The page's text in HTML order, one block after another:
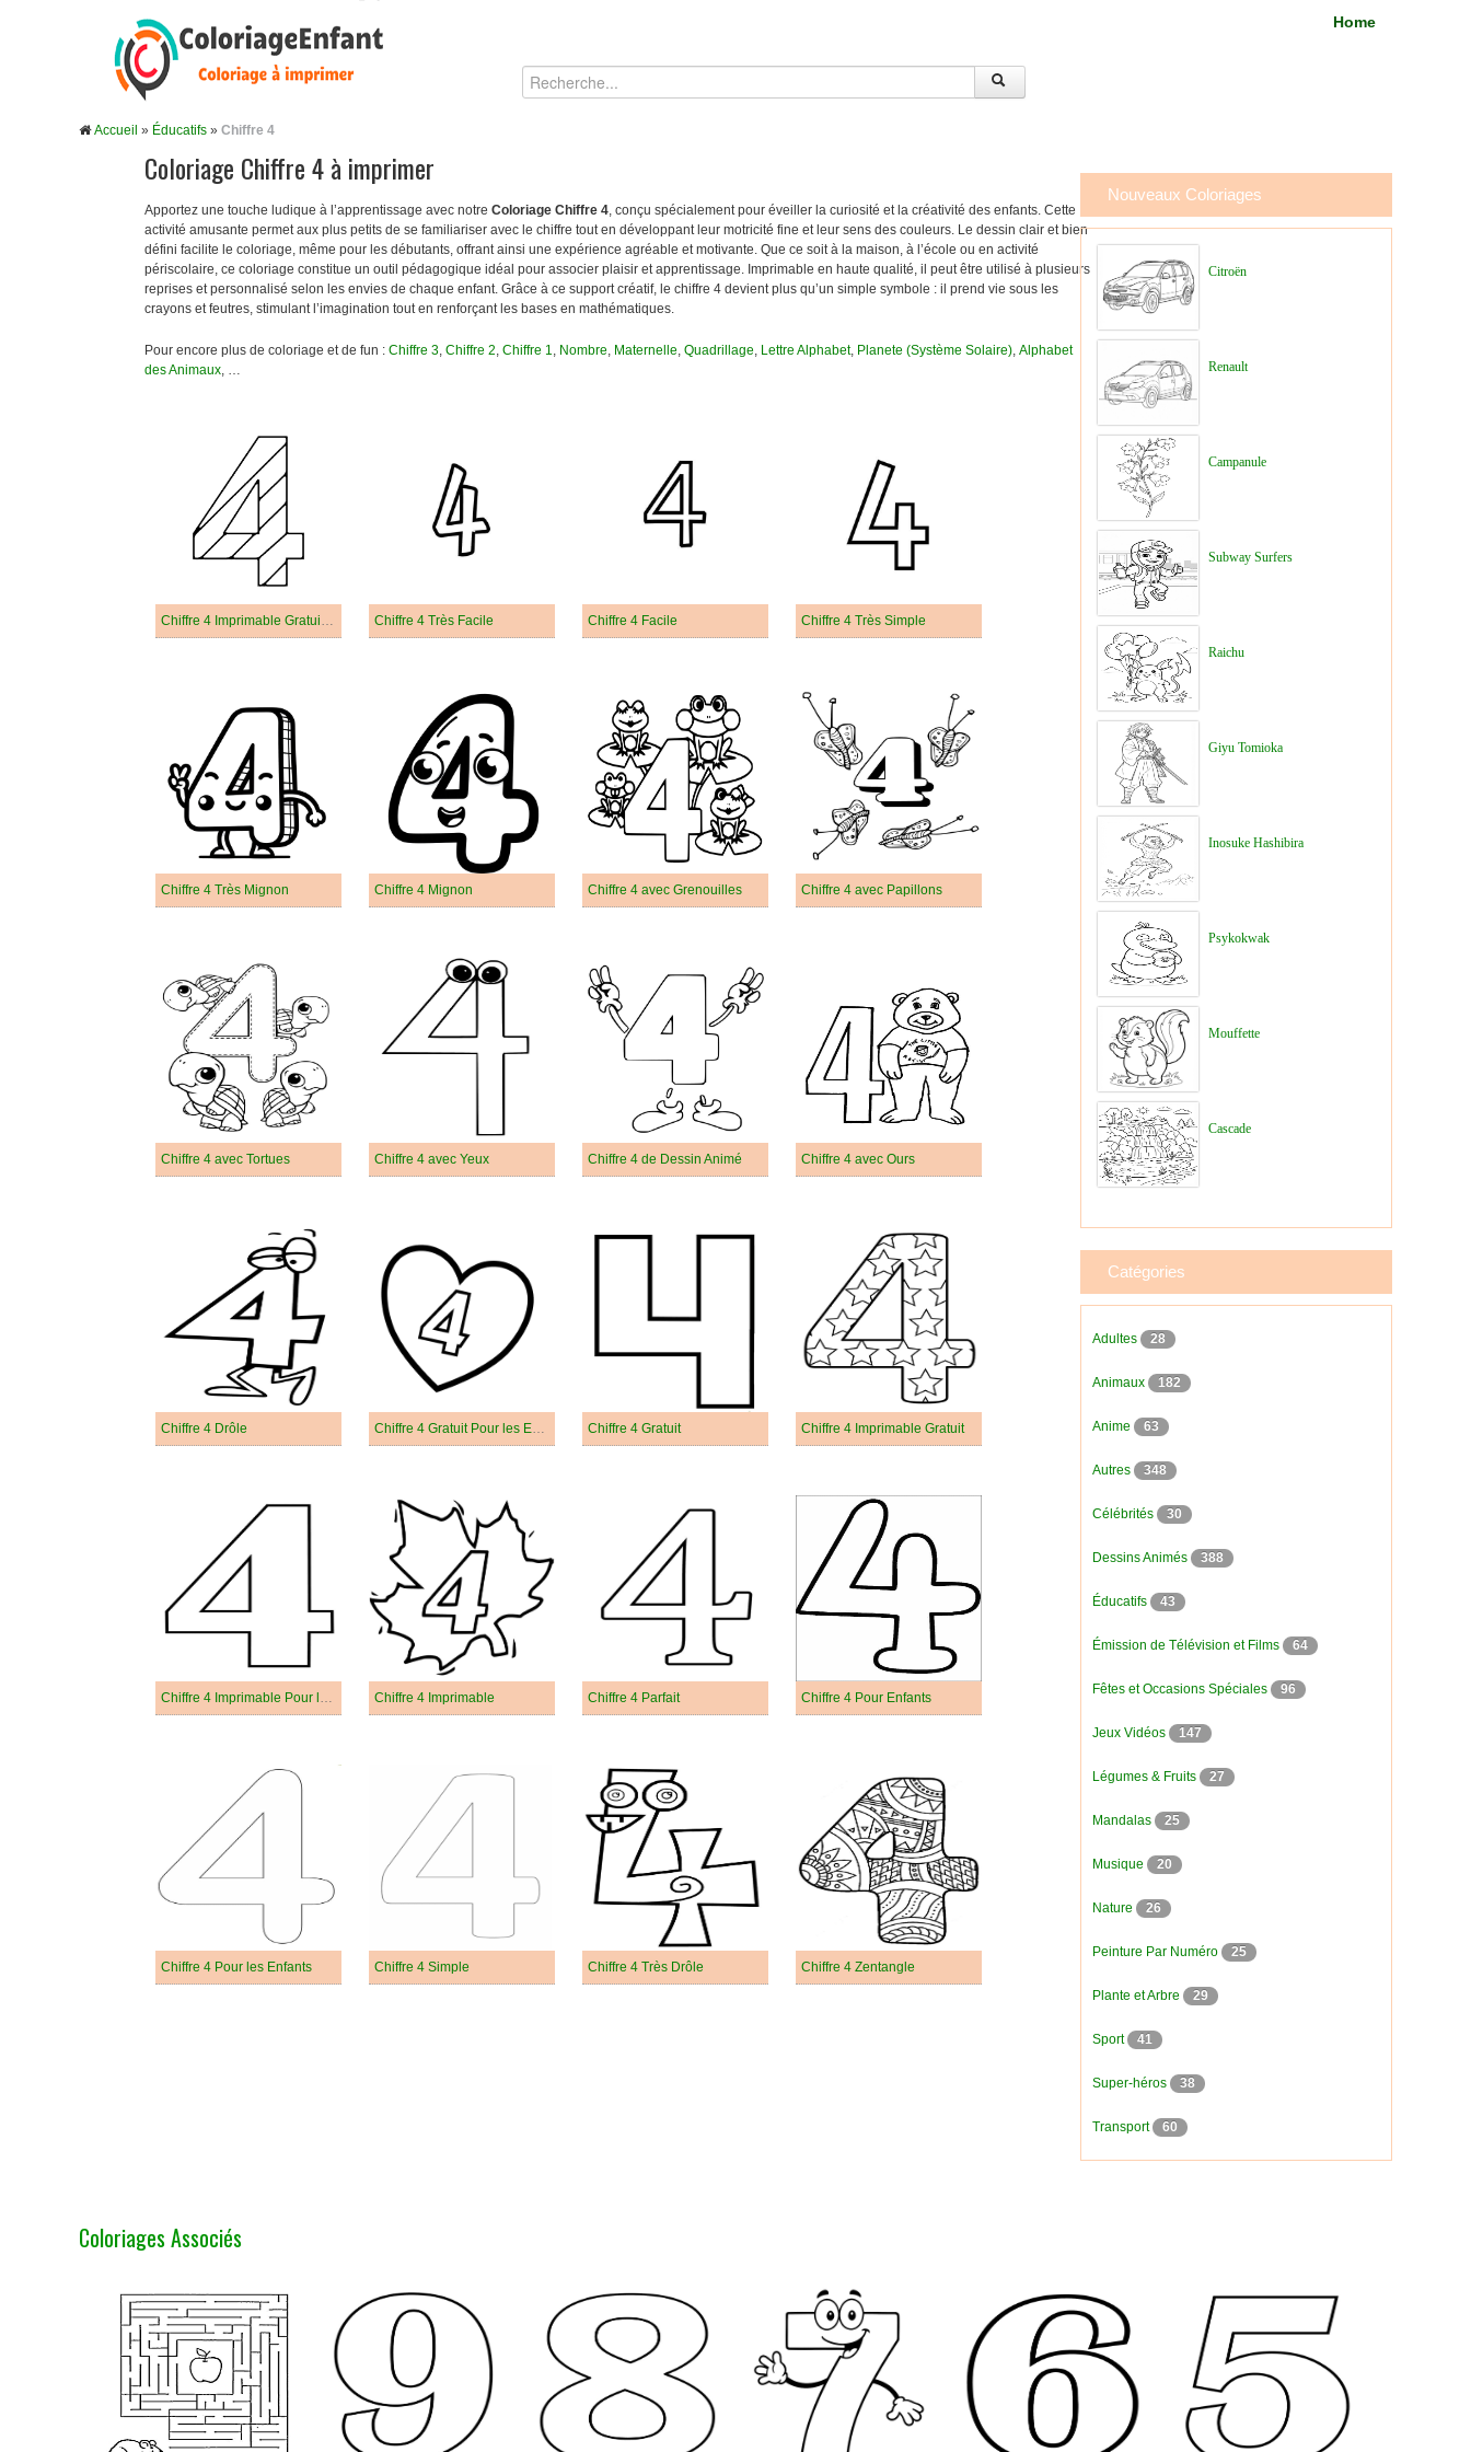
Home
Accueil » Éducatifs » Chiffre 4
Coloriage Chiffre 4 à imprimer
Apportez une touche ludique à l’apprentissage avec notre Coloriage Chiffre 4, conçu spécialement pour éveiller la curiosité et la créativité des enfants. Cette
activité amusante permet aux plus petits de se familiariser avec le chiffre tout en développant leur motricité fine et leur sens des couleurs. Le dessin clair et bien
défini facilite le coloriage, même pour les débutants, offrant ainsi une expérience agréable et motivante. Que ce soit à la maison, à l’école ou en activité
périscolaire, ce coloriage constitue un outil pédagogique idéal pour associer plaisir et apprentissage. Imprimable en haute qualité, il peut être utilisé à plusieurs
reprises et personnalisé selon les envies de chaque enfant. Grâce à ce support créatif, le chiffre 4 devient plus qu’un simple symbole : il prend vie sous les
crayons et feutres, stimulant l’imagination tout en renforçant les bases en mathématiques.
Pour encore plus de coloriage et de fun : Chiffre 3, Chiffre 2, Chiffre 1, Nombre, Maternelle, Quadrillage, Lettre Alphabet, Planete (Système Solaire), Alphabet
des Animaux, …
Chiffre 4 Imprimable Gratuit Pour les Enfants Chiffre 4 Très Facile Chiffre 4 Facile Chiffre 4 Très Simple
Chiffre 4 Très Mignon Chiffre 4 Mignon Chiffre 4 avec Grenouilles Chiffre 4 avec Papillons
Chiffre 4 avec Tortues Chiffre 4 avec Yeux Chiffre 4 de Dessin Animé Chiffre 4 avec Ours
Chiffre 4 Drôle Chiffre 4 Gratuit Pour les Enfants Chiffre 4 Gratuit Chiffre 4 Imprimable Gratuit
Chiffre 4 Imprimable Pour les Enfants Chiffre 4 Imprimable Chiffre 4 Parfait Chiffre 4 Pour Enfants
Chiffre 4 Pour les Enfants Chiffre 4 Simple Chiffre 4 Très Drôle Chiffre 4 Zentangle
Nouveaux Coloriages
Citroën
Renault
Campanule
Subway Surfers
Raichu
Giyu Tomioka
Inosuke Hashibira
Psykokwak
Mouffette
Cascade
Catégories
Adultes 28
Animaux 182
Anime 63
Autres 348
Célébrités 30
Dessins Animés 388
Éducatifs 43
Émission de Télévision et Films 64
Fêtes et Occasions Spéciales 96
Jeux Vidéos 147
Légumes & Fruits 27
Mandalas 25
Musique 20
Nature 26
Peinture Par Numéro 25
Plante et Arbre 29
Sport 41
Super-héros 38
Transport 60
Coloriages Associés